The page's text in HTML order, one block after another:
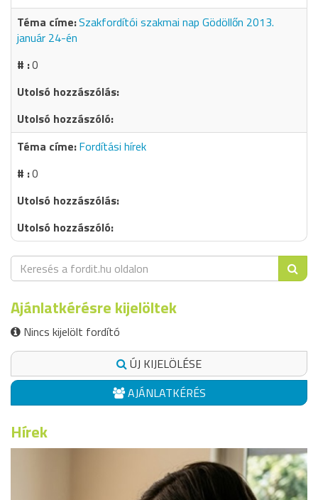
Szakfordítói szakmai nap Gödöllőn 2013.
január 24-én
0
Fordítási hírek
0
Ajánlatkérésre kijelöltek
Nincs kijelölt fordító
ÚJ KIJELÖLÉSE
AJÁNLATKÉRÉS
Hírek